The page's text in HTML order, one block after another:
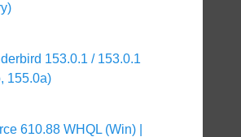
153.0.1 / 153.0.1
155.0a)
610.88 WHQL (Win) |